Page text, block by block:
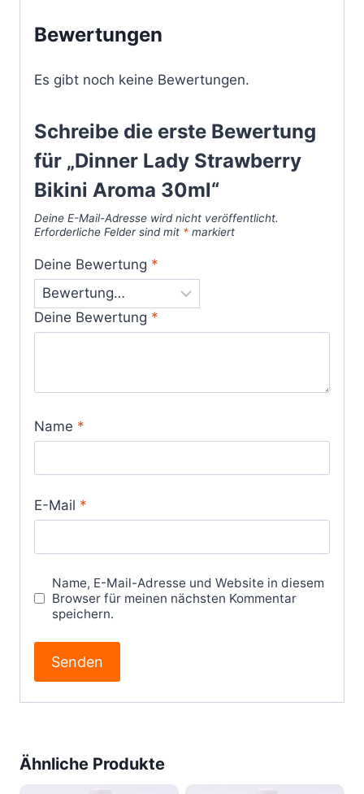
Bewertungen
Es gibt noch keine Bewertungen.
Schreibe die erste Bewertung
für „Dinner Lady Strawberry
Bikini Aroma 30ml“
Deine E-Mail-Adresse wird nicht veröffentlicht.
Erforderliche Felder sind mit * markiert
Deine Bewertung *
Deine Bewertung *
Name *
E-Mail *
Name, E-Mail-Adresse und Website in diesem
Browser für meinen nächsten Kommentar
speichern.
Ähnliche Produkte